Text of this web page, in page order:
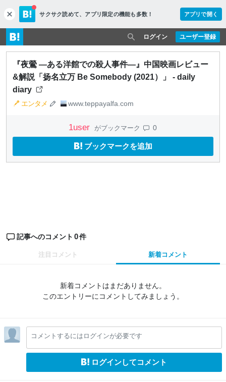
c
l
o
s
e
サクサク読めて、 アプリ限定の機能も多数！ アプリで開く
ユーザー登録
ログイン
『夜鶯 ―ある洋館での殺人事件―』中国映画レビュー
&解説「扬名立万 Be Somebody (2021）」 - daily
diary
エンタメ www.teppayalfa.com
1user がブックマーク 0
ブックマークを追加
記事へのコメント 0件
注目コメント 新着コメント
新着コメントはまだありません。
このエントリーにコメントしてみましょう。
コメントするにはログインが必要です
ログインしてコメント